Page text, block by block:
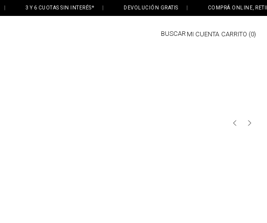
3 Y 6 CUOTAS SIN INTERÉS* | DEVOLUCIÓN GRATIS | COMPRÁ ONLINE, RETIRÁ
BUSCAR MI CUENTA 0